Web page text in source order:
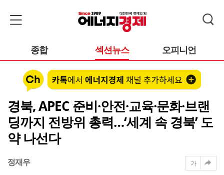
종합 섹션뉴스 오피니언
경북, APEC 준비·안전·교육·문화·브랜
딩까지 전방위 총력…‘세계 속 경북’ 도
약 나선다
정재우
가